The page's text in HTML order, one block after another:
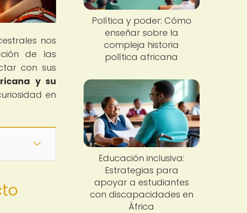
nos
de las
con sus
y su
en
Política y poder: Cómo
enseñar sobre la
compleja historia
política africana
Educación inclusiva:
Estrategias para
apoyar a estudiantes
con discapacidades en
África